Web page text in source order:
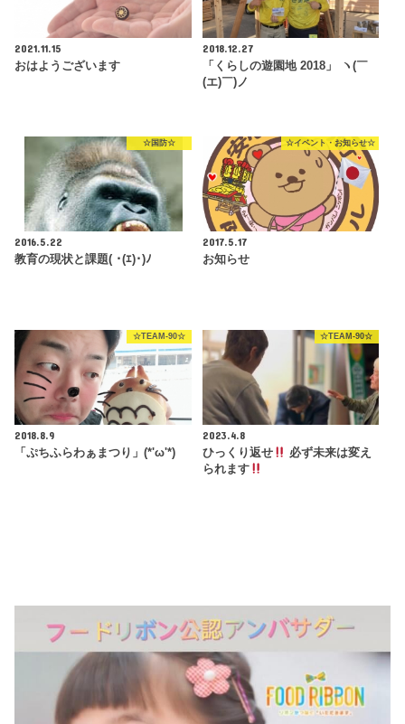
2021.11.15
おはようございます
2018.12.27
「くらしの遊園地 2018」 ヽ(￣
(エ)￣)ノ
☆国防☆
2016.5.22
教育の現状と課題( ･(ｴ)･)ﾉ
☆イベント・お知らせ☆
2017.5.17
お知らせ
☆TEAM-90☆
2018.8.9
「ぷちふらわぁまつり」(*'ω'*)
☆TEAM-90☆
2023.4.8
ひっくり返せ
必ず未来は変え
られます